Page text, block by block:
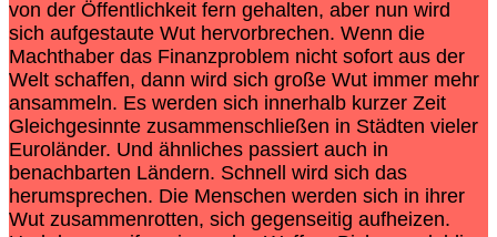
von der Öffentlichkeit fern gehalten, aber nun wird
sich aufgestaute Wut hervorbrechen. Wenn die
Machthaber das Finanzproblem nicht sofort aus der
Welt schaffen, dann wird sich große Wut immer mehr
ansammeln. Es werden sich innerhalb kurzer Zeit
Gleichgesinnte zusammenschließen in Städten vieler
Euroländer. Und ähnliches passiert auch in
benachbarten Ländern. Schnell wird sich das
herumsprechen. Die Menschen werden sich in ihrer
Wut zusammenrotten, sich gegenseitig aufheizen.